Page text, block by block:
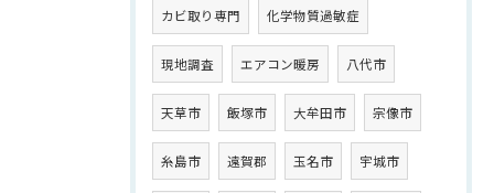
カビ取り専門 化学物質過敏症
現地調査 エアコン暖房 八代市
天草市 飯塚市 大牟田市 宗像市
糸島市 遠賀郡 玉名市 宇城市